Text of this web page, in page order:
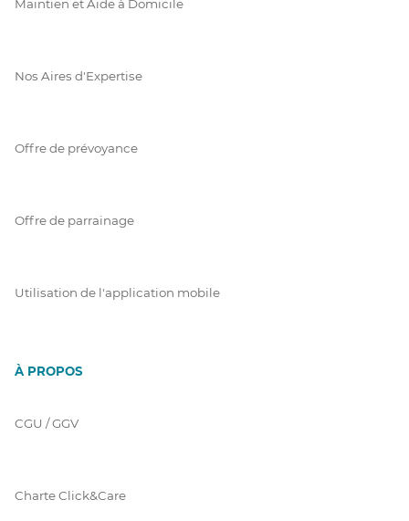
Maintien et Aide à Domicile
Nos Aires d'Expertise
Offre de prévoyance
Offre de parrainage
Utilisation de l'application mobile
À PROPOS
CGU / GGV
Charte Click&Care